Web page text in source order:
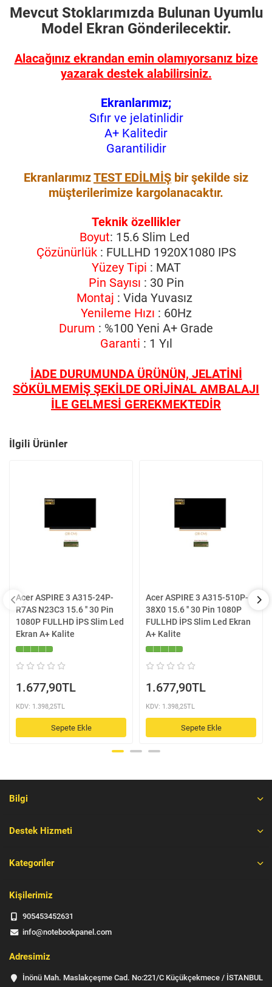
Mevcut Stoklarımızda Bulunan Uyumlu
Model Ekran Gönderilecektir.
Alacağınız ekrandan emin olamıyorsanız bize
yazarak destek alabilirsiniz.
Ekranlarımız;
Sıfır ve jelatinlidir
A+ Kalitedir
Garantilidir
EkranlarımızTEST EDİLMİŞ bir şekilde siz
müşterilerimize kargolanacaktır.
Teknik özellikler
Boyut: 15.6 Slim Led
Çözünürlük: FULLHD 1920X1080 IPS
Yüzey Tipi : MAT
Pin Sayısı : 30 Pin
Montaj : Vida Yuvasız
Yenileme Hızı : 60Hz
Durum : %100 Yeni A+ Grade
Garanti : 1 Yıl
İADE DURUMUNDA ÜRÜNÜN, JELATİNİ
SÖKÜLMEMİŞ ŞEKİLDE ORİJİNAL AMBALAJI
İLE GELMESİ GEREKMEKTEDİR
İlgili Ürünler
Acer ASPIRE 3 A315-24P-
R7AS N23C3 15.6 '' 30 Pin
1080P FULLHD İPS Slim Led
Ekran A+ Kalite
1.677,90TL
KDV: 1.398,25TL
Sepete Ekle
Acer ASPIRE 3 A315-510P-
38X0 15.6 '' 30 Pin 1080P
FULLHD İPS Slim Led Ekran
A+ Kalite
1.677,90TL
KDV: 1.398,25TL
Sepete Ekle
Bilgi
Destek Hizmeti
Kategoriler
Kişilerimiz
905453452631
info@notebookpanel.com
Adresimiz
İnönü Mah. Maslakçeşme Cad. No:221/C Küçükçekmece / İSTANBUL